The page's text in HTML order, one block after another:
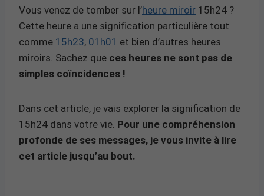
Vous venez de tomber sur l’heure miroir 15h24 ?
Cette heure a une signification particulière tout
comme 15h23, 01h01 et bien d’autres heures
miroirs. Sachez que ces heures ne sont pas de
simples coïncidences !
Dans cet article, je vais explorer la signification de
15h24 dans votre vie. Pour une compréhension
profonde de ses messages, je vous invite à lire
cet article jusqu’au bout.